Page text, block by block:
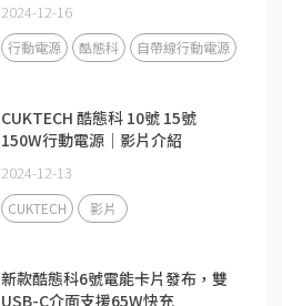
2024-12-16
行動電源 酷態科 自帶線行動電源
CUKTECH 酷態科 10號 15號
150W行動電源｜影片介紹
2024-12-13
CUKTECH 影片
新款酷態科6號電能卡片發布，雙
USB-C介面支援65W快充